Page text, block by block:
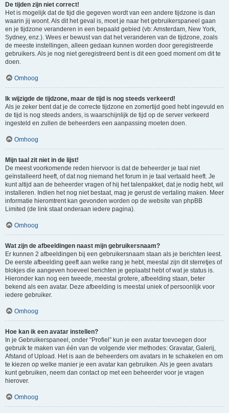
De tijden zijn niet correct!
Het is mogelijk dat de tijd die gegeven wordt van een andere tijdzone is dan
waarin jij woont. Als dit het geval is, moet je naar het gebruikerspaneel gaan
en je tijdzone veranderen in een bepaald gebied (vb: Amsterdam, New York,
Sydney, enz.). Wees er bewust van dat het veranderen van de tijdzone, zoals
de meeste instellingen, alleen gedaan kunnen worden door geregistreerde
gebruikers. Als je nog niet geregistreerd bent is dit een goed moment om dit te
doen.
Omhoog
Ik wijzigde de tijdzone, maar de tijd is nog steeds verkeerd!
Als je zeker bent dat je de correcte tijdzone en zomertijd goed hebt ingevuld en
de tijd is nog steeds anders, is waarschijnlijk de tijd op de server verkeerd
ingesteld en zullen de beheerders een aanpassing moeten doen.
Omhoog
Mijn taal zit niet in de lijst!
De meest voorkomende reden hiervoor is dat de beheerder je taal niet
geïnstalleerd heeft, of dat nog niemand het forum in je taal vertaald heeft. Je
kunt altijd aan de beheerder vragen of hij het talenpakket, dat je nodig hebt, wil
installeren. Indien het nog niet bestaat, mag je gerust de vertaling maken. Meer
informatie hieromtrent kan gevonden worden op de website van phpBB
Limited (de link staat onderaan iedere pagina).
Omhoog
Wat zijn de afbeeldingen naast mijn gebruikersnaam?
Er kunnen 2 afbeeldingen bij een gebruikersnaam staan als je berichten leest.
De eerste afbeelding geeft aan welke rang je hebt, meestal zijn dit sterretjes of
blokjes die aangeven hoeveel berichten je geplaatst hebt of wat je status is.
Hieronder kan nog een tweede, meestal grotere, afbeelding staan, beter
bekend als een avatar. Deze afbeelding is meestal uniek of persoonlijk voor
iedere gebruiker.
Omhoog
Hoe kan ik een avatar instellen?
In je Gebruikerspaneel, onder “Profiel” kun je een avatar toevoegen door
gebruik te maken van één van de volgende vier methodes: Gravatar, Galerij,
Afstand of Upload. Het is aan de beheerders om avatars in te schakelen en om
te kiezen op welke manier je een avatar kan gebruiken. Als je geen avatars
kunt gebruiken, neem dan contact op met een beheerder voor je vragen
hierover.
Omhoog